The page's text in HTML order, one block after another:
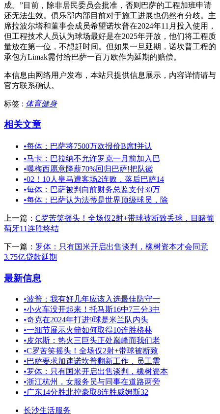
成。”目前，除非居民委员会批准，否则巴萨的工程加班申请
还无法生效。俱乐部内部目前对于施工进展也仍然有分歧。主
席拉波尔塔和董事会成员希望诺坎普在2024年11月投入使用，
但工程技术人员认为球场最好是在2025年开放，他们将工程质
量放在第一位，不想赶时间。但如果一旦延期，诺坎普工程的
承包方Limak需付给巴萨一百万欧作为延期的赔偿。
本信息由网络用户发布， 本站只提供信息展示，内容详情请与
官方联系确认。
标签 : 体育健身
相关文章
•每体：巴萨将7500万欧报价B席❗并认
•马卡：巴拉纳不允许罗克一月前加入巴
•曝梅西愿意降薪70%回归巴萨!把队徽
•02！10人皇马遭客场2连败，落后巴萨14
•每体：巴萨被判向前财务总监支付30万
•每体：巴萨认为法蒂是世界顶级球员，除
上一篇： C罗苦笑摇头！全场仅2射+带球被断致丢球，目睹葡
萄牙11连胜终结
下一篇： 罗体：只有国米开启出售谈判，橡树资本才会同意
3.75亿贷款延期
最新信息
•波普：我有好几年应该入选最佳防守一
•小火车没开起来！托马斯16中7三分3中
•奇克在2024年打进9球是米兰队内头
•一细节展示火箭如何取得10连胜格林
•皮尔斯：热火三巨头正处巅峰而我们老
•C罗苦笑摇头！全场仅2射+带球被断致
•巴萨要求加速诺坎普翻新工作，员工需
•罗体：只有国米开启出售谈判，橡树资本
•浙江杭州，女服务员与同事在道路两旁
•广东14分胜北控豪取8连胜威姆斯32
长沙生活服务